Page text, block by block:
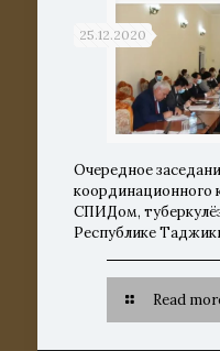
25.12.2020
Очередное
координационного
СПИДом,
Республике
Read